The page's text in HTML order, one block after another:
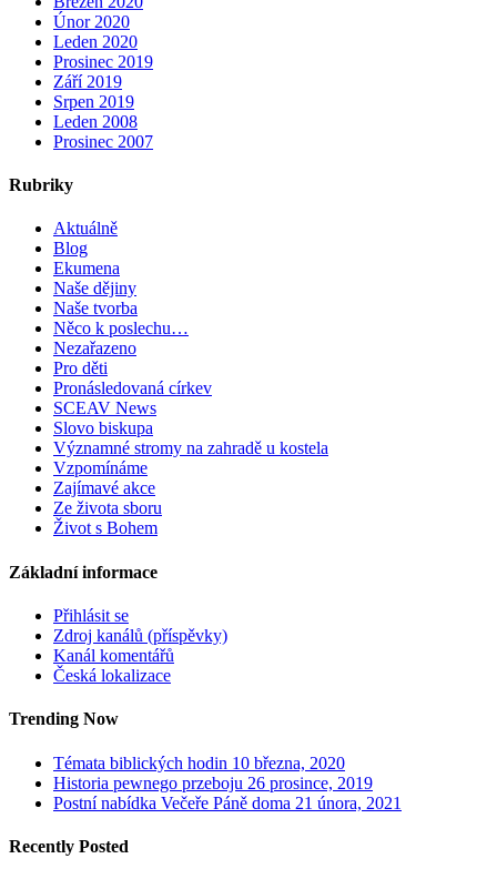
Únor 2020
Leden 2020
Prosinec 2019
Září 2019
Srpen 2019
Leden 2008
Prosinec 2007
Rubriky
Aktuálně
Blog
Ekumena
Naše dějiny
Naše tvorba
Něco k poslechu…
Nezařazeno
Pro děti
Pronásledovaná církev
SCEAV News
Slovo biskupa
Významné stromy na zahradě u kostela
Vzpomínáme
Zajímavé akce
Ze života sboru
Život s Bohem
Základní informace
Přihlásit se
Zdroj kanálů (příspěvky)
Kanál komentářů
Česká lokalizace
Trending Now
Témata biblických hodin 10 března, 2020
Historia pewnego przeboju 26 prosince, 2019
Postní nabídka Večeře Páně doma 21 února, 2021
Recently Posted